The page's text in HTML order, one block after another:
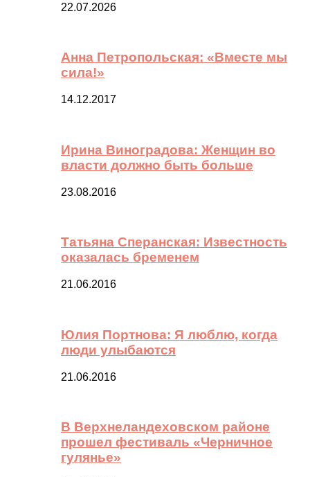
22.07.2026
Анна Петропольская: «Вместе мы
сила!»
14.12.2017
Ирина Виноградова: Женщин во
власти должно быть больше
23.08.2016
Татьяна Сперанская: Известность
оказалась бременем
21.06.2016
Юлия Портнова: Я люблю, когда
люди улыбаются
21.06.2016
В Верхнеландеховском районе
прошел фестиваль «Черничное
гулянье»